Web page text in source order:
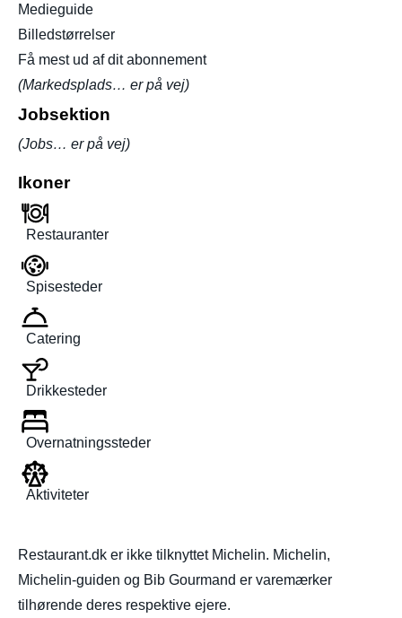
Medieguide
Billedstørrelser
Få mest ud af dit abonnement
(Markedsplads… er på vej)
Jobsektion
(Jobs… er på vej)
Ikoner
Restauranter
Spisesteder
Catering
Drikkesteder
Overnatningssteder
Aktiviteter
Restaurant.dk er ikke tilknyttet Michelin. Michelin,
Michelin-guiden og Bib Gourmand er varemærker
tilhørende deres respektive ejere.